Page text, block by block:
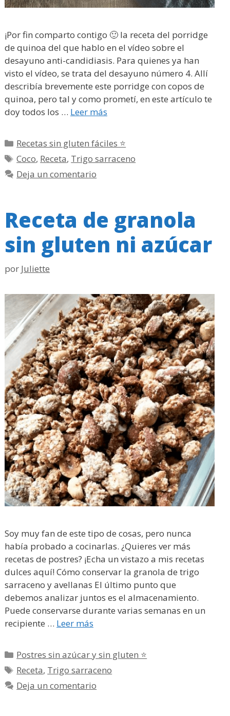
¡Por fin comparto contigo 🙂 la receta del porridge
de quinoa del que hablo en el vídeo sobre el
desayuno anti-candidiasis. Para quienes ya han
visto el vídeo, se trata del desayuno número 4. Allí
describía brevemente este porridge con copos de
quinoa, pero tal y como prometí, en este artículo te
doy todos los … Leer más
Categorías
Recetas sin gluten fáciles ⭐
Etiquetas
Coco, Receta, Trigo sarraceno
Deja un comentario
Receta de granola
sin gluten ni azúcar
por Juliette
Soy muy fan de este tipo de cosas, pero nunca
había probado a cocinarlas. ¿Quieres ver más
recetas de postres? ¡Echa un vistazo a mis recetas
dulces aquí! Cómo conservar la granola de trigo
sarraceno y avellanas El último punto que
debemos analizar juntos es el almacenamiento.
Puede conservarse durante varias semanas en un
recipiente … Leer más
Categorías
Postres sin azúcar y sin gluten ⭐
Etiquetas
Receta, Trigo sarraceno
Deja un comentario